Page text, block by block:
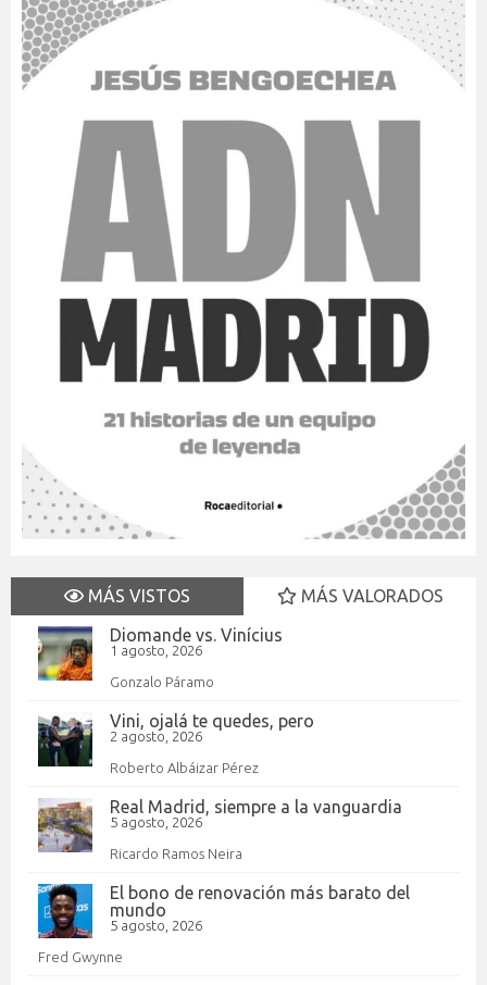
MÁS VISTOS
MÁS VALORADOS
Diomande vs. Vinícius
1 agosto, 2026
Gonzalo Páramo
Vini, ojalá te quedes, pero
2 agosto, 2026
Roberto Albáizar Pérez
Real Madrid, siempre a la vanguardia
5 agosto, 2026
Ricardo Ramos Neira
El bono de renovación más barato del
mundo
5 agosto, 2026
Fred Gwynne